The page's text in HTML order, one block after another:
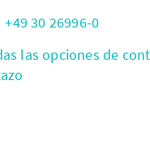
+49 30 26996-0
las opciones de